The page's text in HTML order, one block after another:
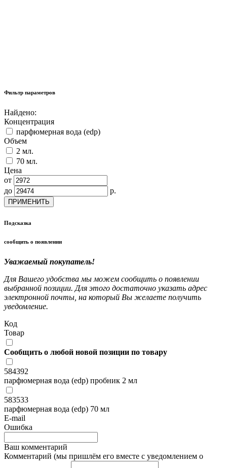
Фильтр параметров
Найдено:
Концентрация
парфюмерная вода (edp)
Объем
2 мл.
70 мл.
Цена
от
до
р.
ПРИМЕНИТЬ
Подсказка
сообщить о появлении
Уважаемый покупатель!
Для Вашего удобства мы можем сообщить о появлении
выбранной позиции. Для этого достаточно указать адрес
электронной почты, на который Вы желаете получить
уведомление.
Код
Товар
Сообщить о любой новой позиции по товару
584392
парфюмерная вода (edp) пробник 2 мл
583533
парфюмерная вода (edp) 70 мл
E-mail
Ошибка
Ваш комментарий
Комментарий (мы пришлём его вместе с уведомлением о